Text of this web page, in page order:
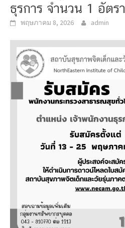
ธุรการ จำนวน 1 อัตรา
พฤษภาคม 8, 2026 admin